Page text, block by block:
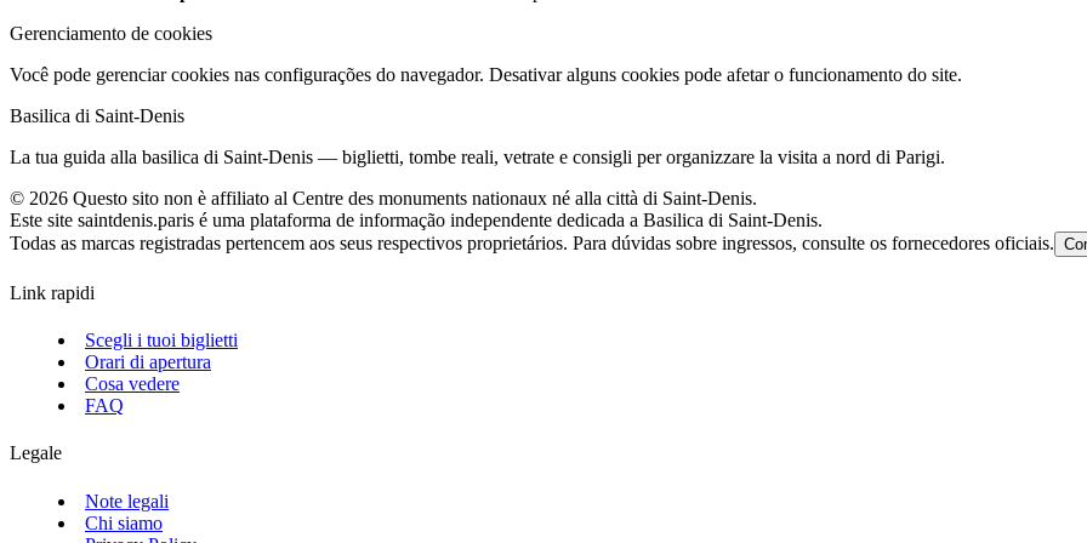
Gerenciamento de cookies
Você pode gerenciar cookies nas configurações do navegador. Desativar alguns cookies pode afetar o funcionamento do site.
Basilica di Saint‑Denis
La tua guida alla basilica di Saint‑Denis — biglietti, tombe reali, vetrate e consigli per organizzare la visita a nord di Parigi.
© 2026 Questo sito non è affiliato al Centre des monuments nationaux né alla città di Saint‑Denis.
Este site saintdenis.paris é uma plataforma de informação independente dedicada a Basilica di Saint‑Denis.
Todas as marcas registradas pertencem aos seus respectivos proprietários. Para dúvidas sobre ingressos, consulte os fornecedores oficiais.
Link rapidi
Scegli i tuoi biglietti
Orari di apertura
Cosa vedere
FAQ
Legale
Note legali
Chi siamo